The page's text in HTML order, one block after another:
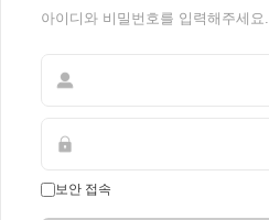
아이디와 비밀번호를 입력해주세요.
보안 접속